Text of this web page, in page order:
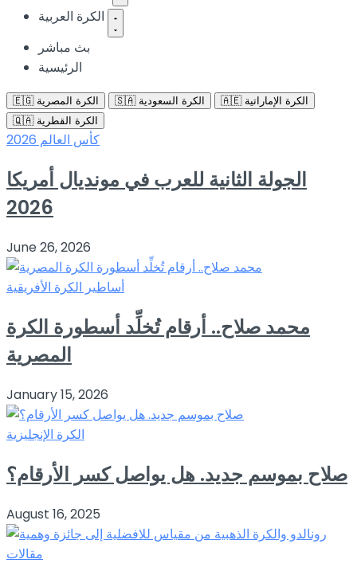
بث مباشر
الرئيسية
🇪🇬 الكرة المصرية 🇸🇦 الكرة السعودية
🇦🇪 الكرة الإماراتية
🇶🇦 الكرة القطرية
كأس العالم 2026
الجولة الثانية للعرب في مونديال أمريكا
2026
June 26, 2026
أساطير الكرة الأفريقية
محمد صلاح.. أرقام تُخلِّد أسطورة الكرة
المصرية
January 15, 2026
الكرة الإنجليزية
صلاح بموسم جديد. هل يواصل كسر الأرقام؟
August 16, 2025
مقالات